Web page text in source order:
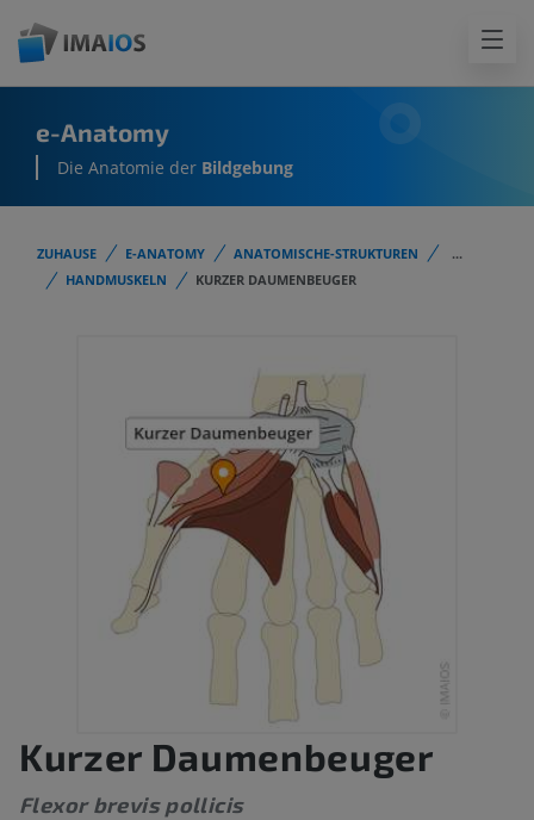
e-Anatomy
Die Anatomie der Bildgebung
ZUHAUSE E-ANATOMY ANATOMISCHE-STRUKTUREN
...
HANDMUSKELN
KURZER DAUMENBEUGER
Kurzer Daumenbeuger
Flexor brevis pollicis